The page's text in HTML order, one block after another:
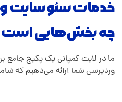
خدمات سئو سایت
چه بخش‌هایی
ما در لایت کمپانی یک پکیج
وردپرسی شما ارائه می‌دهیم که